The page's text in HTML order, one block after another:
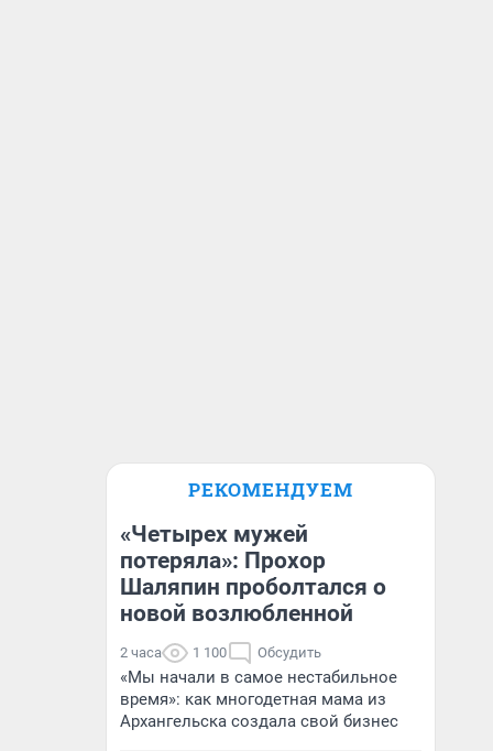
РЕКОМЕНДУЕМ
«Четырех мужей
потеряла»: Прохор
Шаляпин проболтался о
новой возлюбленной
2 часа 1 100 Обсудить
«Мы начали в самое нестабильное
время»: как многодетная мама из
Архангельска создала свой бизнес